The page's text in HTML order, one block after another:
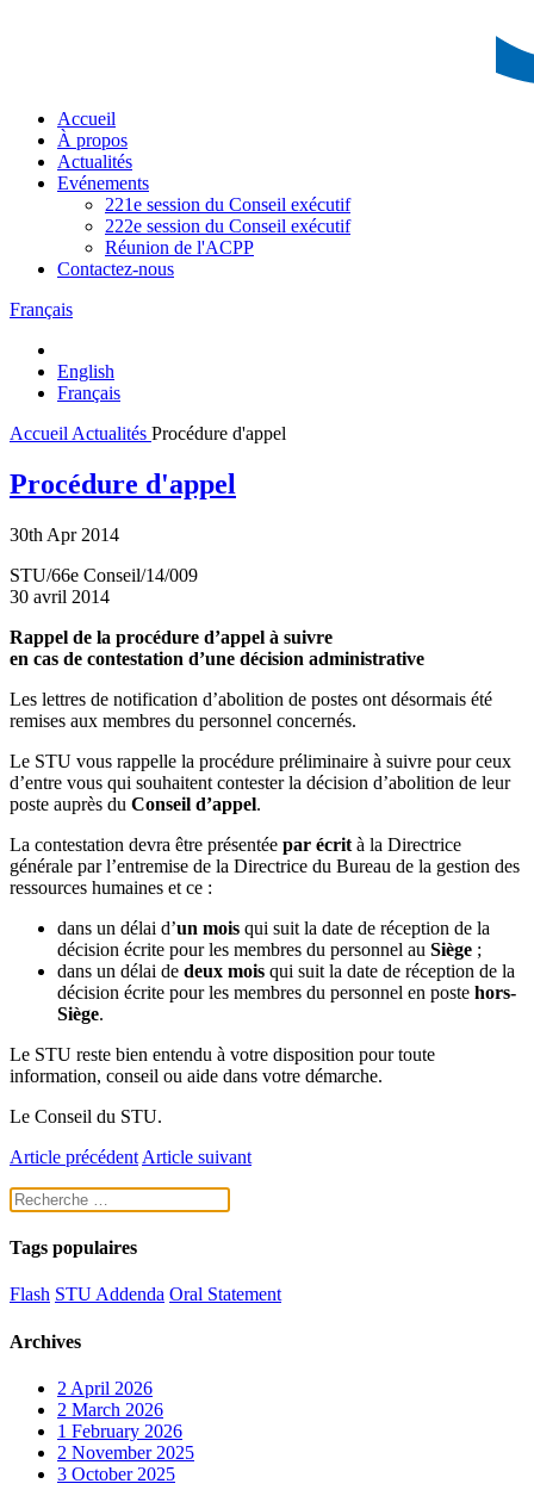
Accueil
À propos
Actualités
Evénements
221e session du Conseil exécutif
222e session du Conseil exécutif
Réunion de l'ACPP
Contactez-nous
Français
English
Français
Accueil Actualités Procédure d'appel
Procédure d'appel
30th Apr 2014
STU/66e Conseil/14/009
30 avril 2014
Rappel de la procédure d’appel à suivre
en cas de contestation d’une décision administrative
Les lettres de notification d’abolition de postes ont désormais été
remises aux membres du personnel concernés.
Le STU vous rappelle la procédure préliminaire à suivre pour ceux
d’entre vous qui souhaitent contester la décision d’abolition de leur
poste auprès du Conseil d’appel.
La contestation devra être présentée par écrit à la Directrice
générale par l’entremise de la Directrice du Bureau de la gestion des
ressources humaines et ce :
dans un délai d’un mois qui suit la date de réception de la
décision écrite pour les membres du personnel au Siège ;
dans un délai de deux mois qui suit la date de réception de la
décision écrite pour les membres du personnel en poste hors-
Siège.
Le STU reste bien entendu à votre disposition pour toute
information, conseil ou aide dans votre démarche.
Le Conseil du STU.
Article précédent Article suivant
Tags populaires
Flash STU Addenda Oral Statement
Archives
2 April 2026
2 March 2026
1 February 2026
2 November 2025
3 October 2025